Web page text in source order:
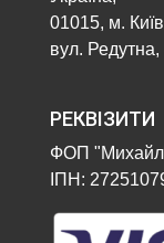
01015, м.
вул. Редутна,
РЕКВІЗИТИ
ФОП
ІПН: